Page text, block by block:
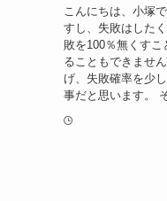
こんにちは、小塚
すし、失敗はした
敗を100％無くす
ることもできませ
げ、失敗確率を少
事だと思います。